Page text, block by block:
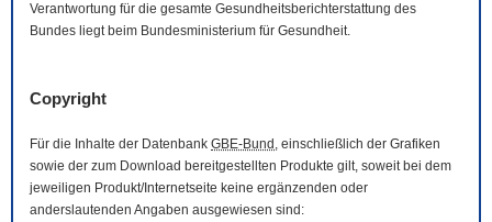
Verantwortung für die gesamte Gesundheitsberichterstattung des
Bundes liegt beim Bundesministerium für Gesundheit.
Copyright
Für die Inhalte der Datenbank GBE-Bund , einschließlich der Grafiken
sowie der zum Download bereitgestellten Produkte gilt, soweit bei dem
jeweiligen Produkt/Internetseite keine ergänzenden oder
anderslautenden Angaben ausgewiesen sind: